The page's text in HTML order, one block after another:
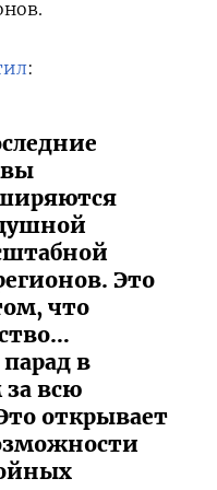
:
Это
что
в
всю
открывает